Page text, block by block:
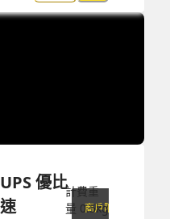
UPS 優比
速
商戶限定
計費重
量 0.5kg